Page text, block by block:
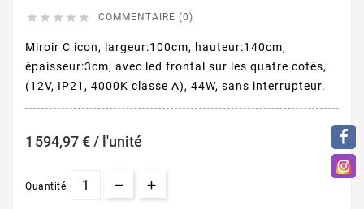
     COMMENTAIRE (0)
Miroir C icon, largeur:100cm, hauteur:140cm,
épaisseur:3cm, avec led frontal sur les quatre cotés,
(12V, IP21, 4000K classe A), 44W, sans interrupteur.
1 594,97 € / l'unité
Quantité